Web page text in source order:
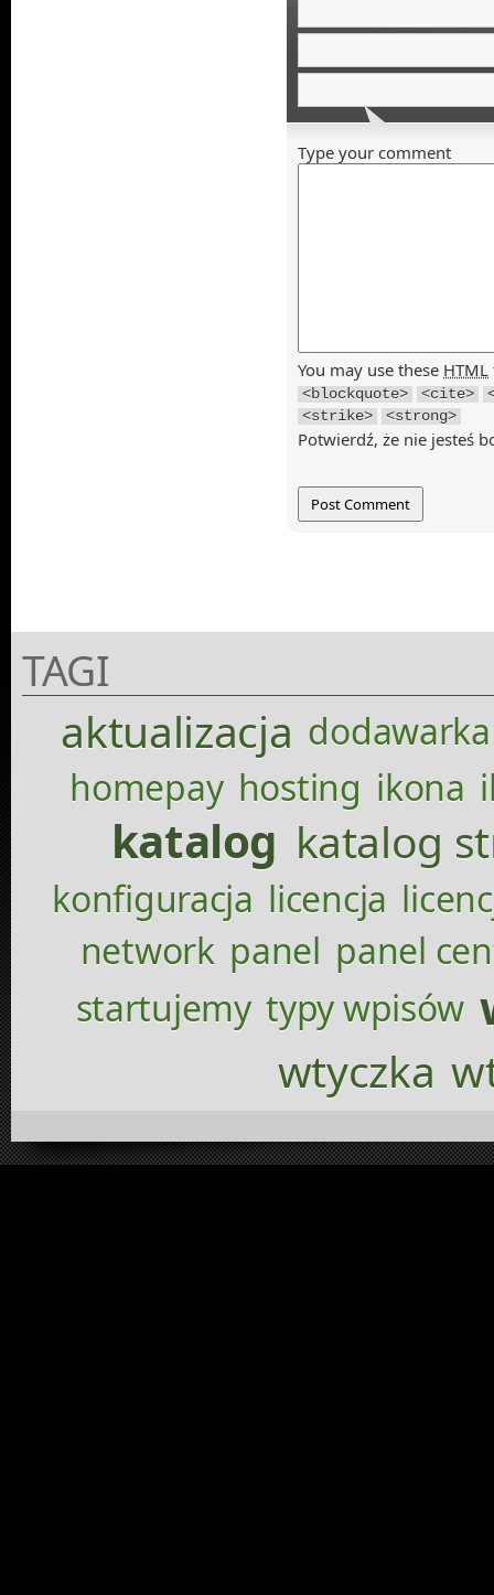
Type your comment
You may use these HTML
<blockquote> <cite>
<strike>
<strong>
Potwierdź, że nie jesteś
TAGI
aktualizacja dodawarka
homepay hosting ikona
katalog katalog
konfiguracja licencja
network panel panel
startujemy typy wpisów
wtyczka